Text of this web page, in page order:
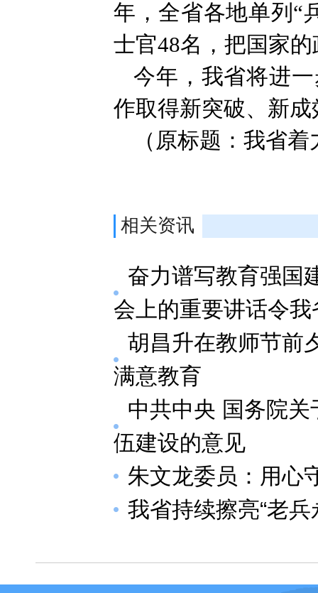
年，全省各地单列“
士官48名，把国家
今年，我省将进
作取得新突破、新成
（原标题：我省
相关资讯
奋力谱写教育强
会上的重要讲话令
胡昌升在教师节前
满意教育
中共中央 国务院
伍建设的意见
朱文龙委员：用心
我省持续擦亮“老